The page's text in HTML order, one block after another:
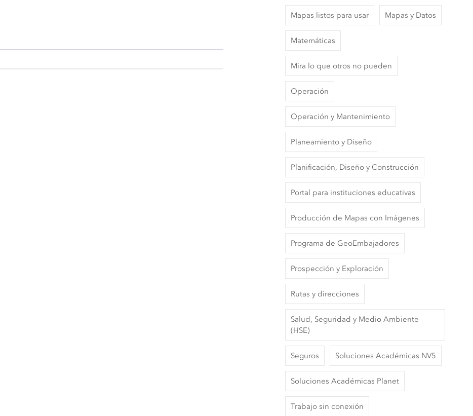
Mapas listos para usar Mapas y Datos
Matemáticas
Mira lo que otros no pueden
Operación
Operación y Mantenimiento
Planeamiento y Diseño
Planificación, Diseño y Construcción
Portal para instituciones educativas
Producción de Mapas con Imágenes
Programa de GeoEmbajadores
Prospección y Exploración
Rutas y direcciones
Salud, Seguridad y Medio Ambiente
(HSE)
Seguros Soluciones Académicas NV5
Soluciones Académicas Planet
Trabajo sin conexión